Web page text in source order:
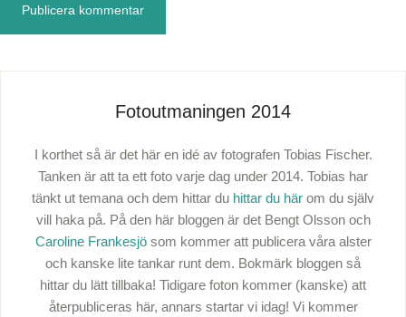
Fotoutmaningen 2014
I korthet så är det här en idé av fotografen Tobias Fischer.
Tanken är att ta ett foto varje dag under 2014. Tobias har
tänkt ut temana och dem hittar du hittar du här om du själv
vill haka på. På den här bloggen är det Bengt Olsson och
Caroline Frankesjösom kommer att publicera våra alster
och kanske lite tankar runt dem. Bokmärk bloggen så
hittar du lätt tillbaka! Tidigare foton kommer (kanske) att
återpubliceras här, annars startar vi idag! Vi kommer